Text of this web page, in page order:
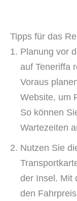
Tipps für das
Planung vor
auf Teneriffa
Voraus
Website, um
So können
Wartezeiten
Nutzen Sie
der Insel. Mit
den